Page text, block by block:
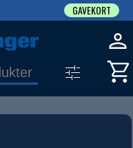
GAVEKORT